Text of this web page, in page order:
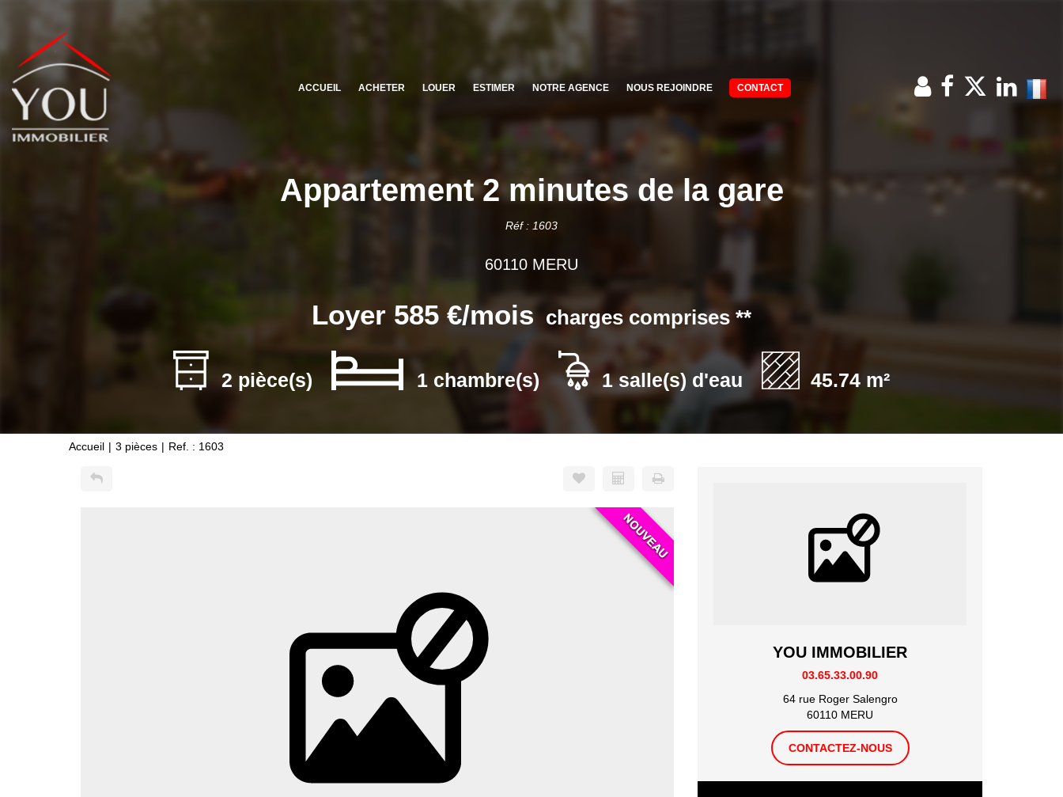
ACCUEIL ACHETER LOUER ESTIMER NOTRE AGENCE NOUS REJOINDRE CONTACT
Appartement 2 minutes de la gare
Réf : 1603
60110 MERU
Loyer 585 €/mois charges comprises **
2 pièce(s) 1 chambre(s) 1 salle(s) d'eau 45.74 m²
Accueil 3 pièces Ref. : 1603
YOU IMMOBILIER
03.65.33.00.90
64 rue Roger Salengro
60110 MERU
CONTACTEZ-NOUS